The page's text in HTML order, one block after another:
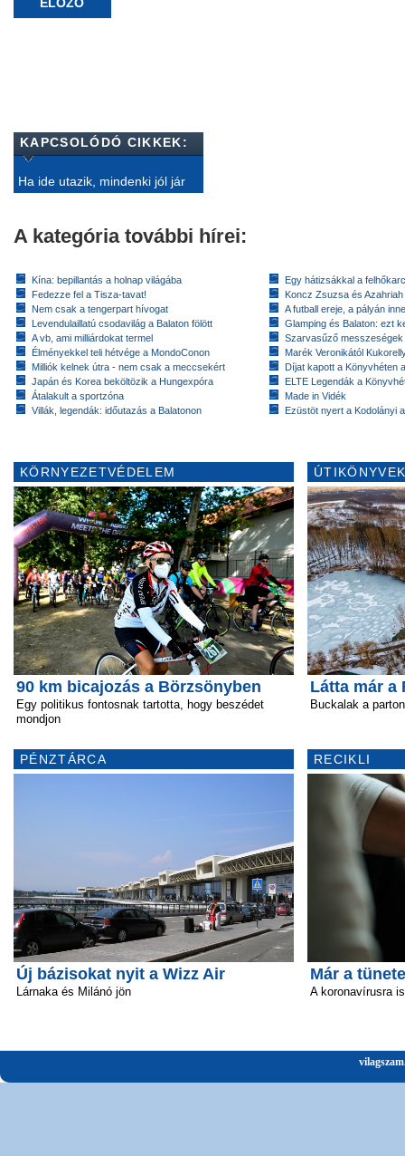
KAPCSOLÓDÓ CIKKEK:
Ha ide utazik, mindenki jól jár
A kategória további hírei:
Kína: bepillantás a holnap világába
Fedezze fel a Tisza-tavat!
Nem csak a tengerpart hívogat
Levendulaillatú csodavilág a Balaton fölött
A vb, ami milliárdokat termel
Élményekkel teli hétvége a MondoConon
Milliók kelnek útra - nem csak a meccsekért
Japán és Korea beköltözik a Hungexpóra
Átalakult a sportzóna
Villák, legendák: időutazás a Balatonon
Egy hátizsákkal a
Koncz Zsuzsa és
A futball ereje, a pályán
Glamping és Balaton: ezt
Szarvasűző messzeségek
Marék Veronikától
Díjat kapott a Könyvhéten
ELTE Legendák a
Made in Vidék
Ezüstöt nyert a Kodolányi
KÖRNYEZETVÉDELEM
90 km bicajozás a Börzsönyben
Egy politikus fontosnak tartotta, hogy beszédet
mondjon
PÉNZTÁRCA
Új bázisokat nyit a Wizz Air
Lárnaka és Milánó jön
Látta már a
Buckalak a parton
RECIKLI
Már a
A koronavírusra